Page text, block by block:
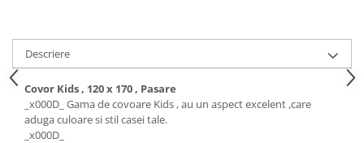
Descriere
Covor Kids , 120 x 170 , Pasare
_x000D_ Gama de covoare Kids , au un aspect excelent ,care
aduga culoare si stil casei tale.
_x000D_